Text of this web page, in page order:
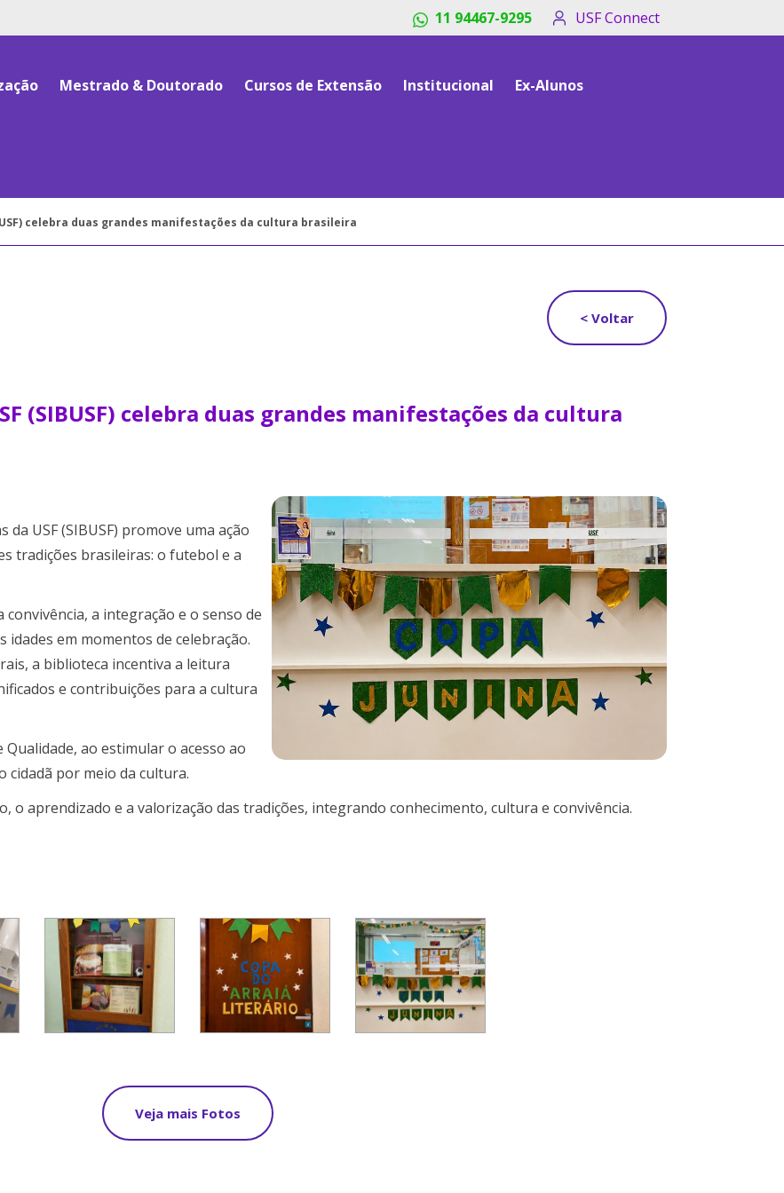
11 94467-9295 USF Connect
Mestrado & Doutorado Cursos de Extensão Institucional Ex-Alunos
celebra duas grandes manifestações da cultura brasileira
< Voltar
(SIBUSF) celebra duas grandes manifestações da cultura
USF (SIBUSF) promove uma ação
tradições brasileiras: o futebol e a
a integração e o senso de
em momentos de celebração.
a biblioteca incentiva a leitura
e contribuições para a cultura
Qualidade, ao estimular o acesso ao
cidadã por meio da cultura.
o aprendizado e a valorização das tradições, integrando conhecimento, cultura e convivência.
Veja mais Fotos